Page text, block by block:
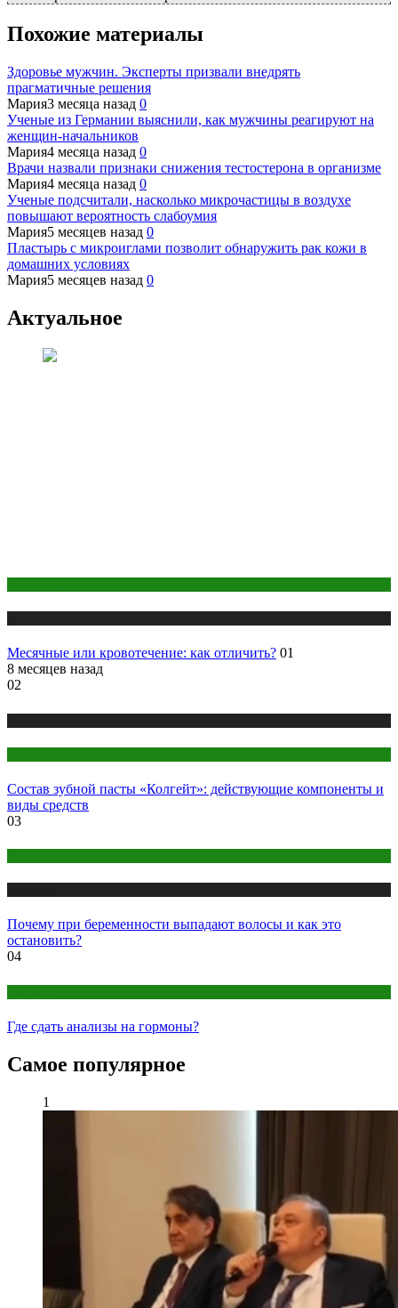
Похожие материалы
Здоровье мужчин. Эксперты призвали внедрять
прагматичные решения
Мария3 месяца назад 0
Ученые из Германии выяснили, как мужчины реагируют на
женщин-начальников
Мария4 месяца назад 0
Врачи назвали признаки снижения тестостерона в организме
Мария4 месяца назад 0
Ученые подсчитали, насколько микрочастицы в воздухе
повышают вероятность слабоумия
Мария5 месяцев назад 0
Пластырь с микроиглами позволит обнаружить рак кожи в
домашних условиях
Мария5 месяцев назад 0
Актуальное
Месячные или кровотечение: как отличить? 01
8 месяцев назад
02
Состав зубной пасты «Колгейт»: действующие компоненты и
виды средств
03
Почему при беременности выпадают волосы и как это
остановить?
04
Где сдать анализы на гормоны?
Самое популярное
1